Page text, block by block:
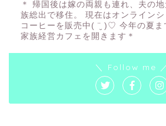
＊ 帰国後は嫁の両親も連れ、夫の
族総出で移住。 現在はオンライン
コーヒーを販売中( ¨̮ )♡ 今年の夏ま
家族経営カフェを開きます＊
＼ Follow me